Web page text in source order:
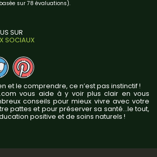
sur 78 évaluations).
SUR
SOCIAUX
et le comprendre, ce n’est pas instinctif !
vous aide à y voir plus clair en vous
conseils pour mieux vivre avec votre
pattes et pour préserver sa santé...le tout,
positive et de soins naturels !